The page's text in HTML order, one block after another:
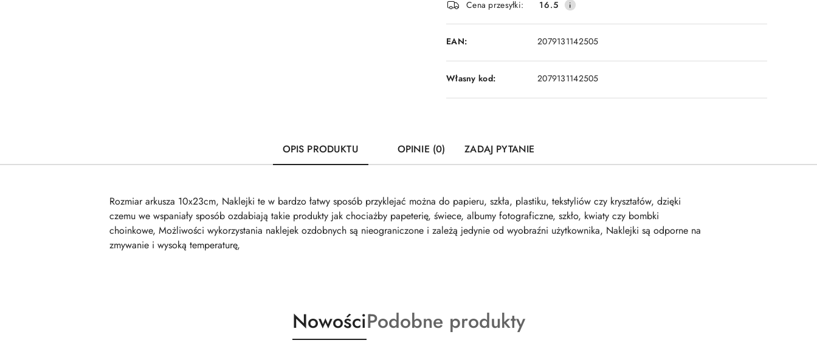
dostawa
Cena przesyłki:
16.5
EAN: 2079131142505
Własny kod: 2079131142505
OPIS PRODUKTU OPINIE (0) ZADAJ PYTANIE
Rozmiar arkusza 10x23cm, Naklejki te w bardzo łatwy sposób przyklejać można do papieru, szkła, plastiku, tekstyliów czy kryształów, dzięki
czemu we wspaniały sposób ozdabiają takie produkty jak chociażby papeterię, świece, albumy fotograficzne, szkło, kwiaty czy bombki
choinkowe, Możliwości wykorzystania naklejek ozdobnych są nieograniczone i zależą jedynie od wyobraźni użytkownika, Naklejki są odporne na
zmywanie i wysoką temperaturę,
Produkty
o
NowościProdukty
o
Podobne produkty